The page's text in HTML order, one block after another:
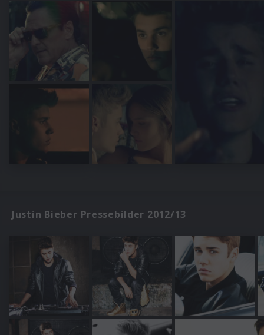
Justin Bieber Pressebilder 2012/13